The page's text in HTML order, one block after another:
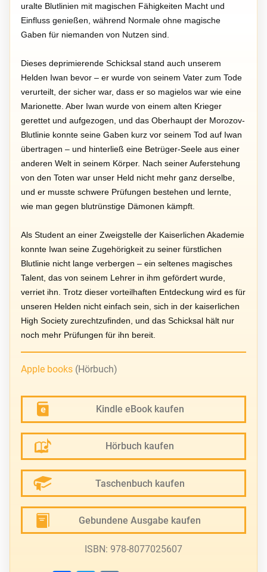
uralte Blutlinien mit magischen Fähigkeiten Macht und
Einfluss genießen, während Normale ohne magische
Gaben für niemanden von Nutzen sind.
Dieses deprimierende Schicksal stand auch unserem
Helden Iwan bevor – er wurde von seinem Vater zum Tode
verurteilt, der sicher war, dass er so magielos war wie eine
Marionette. Aber Iwan wurde von einem alten Krieger
gerettet und aufgezogen, und das Oberhaupt der Morozov-
Blutlinie konnte seine Gaben kurz vor seinem Tod auf Iwan
übertragen – und hinterließ eine Betrüger-Seele aus einer
anderen Welt in seinem Körper. Nach seiner Auferstehung
von den Toten war unser Held nicht mehr ganz derselbe,
und er musste schwere Prüfungen bestehen und lernte,
wie man gegen blutrünstige Dämonen kämpft.
Als Student an einer Zweigstelle der Kaiserlichen Akademie
konnte Iwan seine Zugehörigkeit zu seiner fürstlichen
Blutlinie nicht lange verbergen – ein seltenes magisches
Talent, das von seinem Lehrer in ihm gefördert wurde,
verriet ihn. Trotz dieser vorteilhaften Entdeckung wird es für
unseren Helden nicht einfach sein, sich in der kaiserlichen
High Society zurechtzufinden, und das Schicksal hält nur
noch mehr Prüfungen für ihn bereit.
Apple books (Hörbuch)
Kindle eBook kaufen
Hörbuch kaufen
Taschenbuch kaufen
Gebundene Ausgabe kaufen
ISBN: 978-8077025607